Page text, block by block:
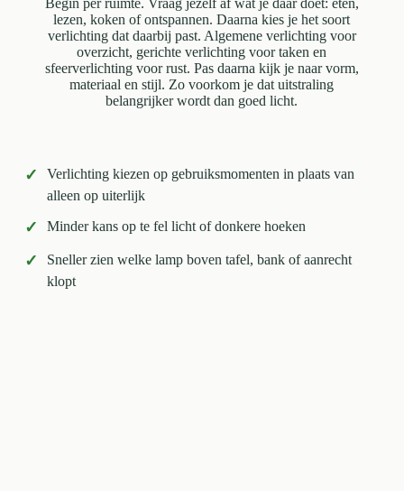
Begin per ruimte. Vraag jezelf af wat je daar doet: eten,
lezen, koken of ontspannen. Daarna kies je het soort
verlichting dat daarbij past. Algemene verlichting voor
overzicht, gerichte verlichting voor taken en
sfeerverlichting voor rust. Pas daarna kijk je naar vorm,
materiaal en stijl. Zo voorkom je dat uitstraling
belangrijker wordt dan goed licht.
✓
Verlichting kiezen op gebruiksmomenten in plaats van
alleen op uiterlijk
✓ Minder kans op te fel licht of donkere hoeken
✓
Sneller zien welke lamp boven tafel, bank of aanrecht
klopt